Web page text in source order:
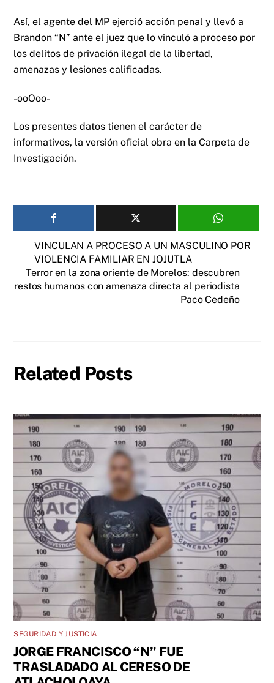
Así, el agente del MP ejerció acción penal y llevó a
Brandon “N” ante el juez que lo vinculó a proceso por
los delitos de privación ilegal de la libertad,
amenazas y lesiones calificadas.
-ooOoo-
Los presentes datos tienen el carácter de
informativos, la versión oficial obra en la Carpeta de
Investigación.
VINCULAN A PROCESO A UN MASCULINO POR
VIOLENCIA FAMILIAR EN JOJUTLA
Terror en la zona oriente de Morelos: descubren
restos humanos con amenaza directa al periodista
Paco Cedeño
Related Posts
SEGURIDAD Y JUSTICIA
JORGE FRANCISCO “N” FUE
TRASLADADO AL CERESO DE